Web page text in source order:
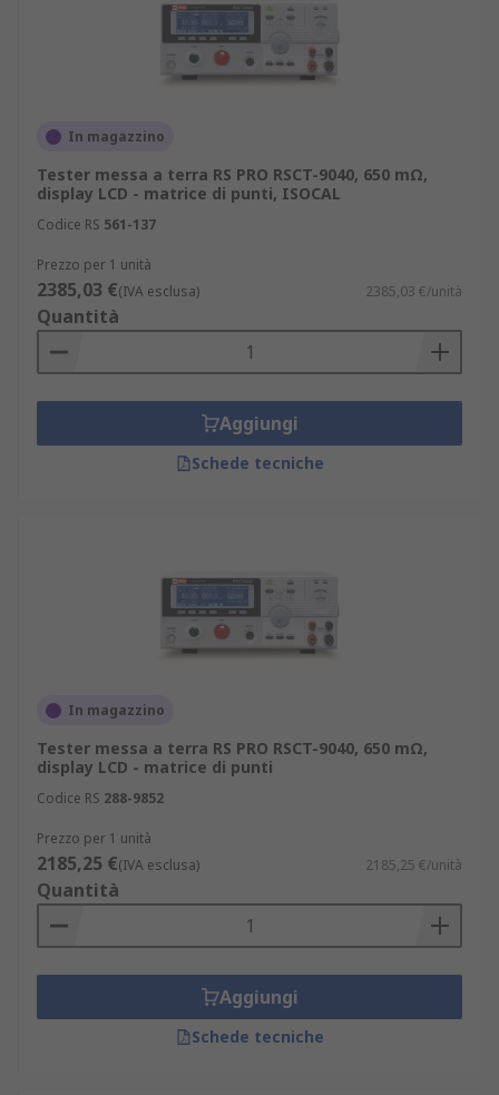
In magazzino
Tester messa a terra RS PRO RSCT-9040, 650 mΩ,
display LCD - matrice di punti, ISOCAL
Codice RS 561-137
Prezzo per 1 unità
2385,03 €(IVA esclusa) 2385,03 €/unità
Quantità
Aggiungi
Schede tecniche
In magazzino
Tester messa a terra RS PRO RSCT-9040, 650 mΩ,
display LCD - matrice di punti
Codice RS 288-9852
Prezzo per 1 unità
2185,25 €(IVA esclusa) 2185,25 €/unità
Quantità
Aggiungi
Schede tecniche